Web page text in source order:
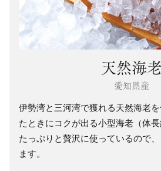
天然海老
愛知県産
伊勢湾と三河湾で獲れる天然海老
たときにコクが出る小型海老（体長
たっぷりと贅沢に使っているので
ます。